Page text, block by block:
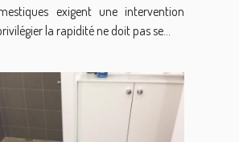
exigent une intervention
la rapidité ne doit pas se...